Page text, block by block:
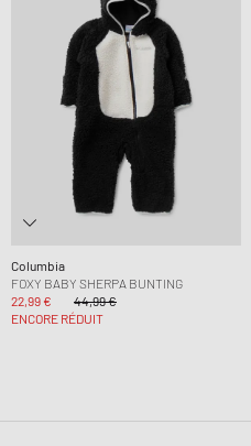
Columbia
FOXY BABY SHERPA BUNTING
22,99 €
44,99 €
ENCORE RÉDUIT